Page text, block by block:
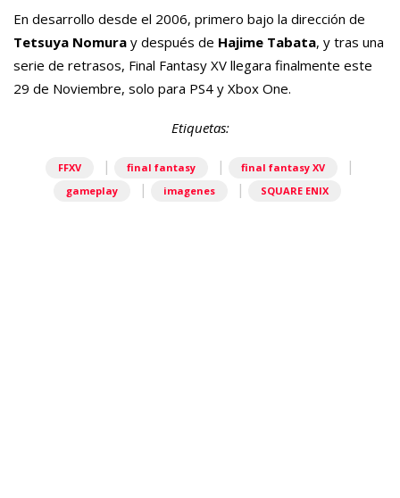
En desarrollo desde el 2006, primero bajo la dirección de
Tetsuya Nomura y después de Hajime Tabata, y tras una
serie de retrasos, Final Fantasy XV llegara finalmente este
29 de Noviembre, solo para PS4 y Xbox One.
Etiquetas:
FFXV | final fantasy | final fantasy XV |
gameplay | imagenes | SQUARE ENIX